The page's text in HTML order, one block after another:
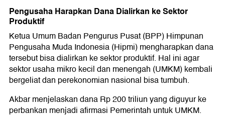
Pengusaha Harapkan Dana Dialirkan ke Sektor
Produktif
Ketua Umum Badan Pengurus Pusat (BPP) Himpunan
Pengusaha Muda Indonesia (Hipmi) mengharapkan dana
tersebut bisa dialirkan ke sektor produktif. Hal ini agar
sektor usaha mikro kecil dan menengah (UMKM) kembali
bergeliat dan perekonomian nasional bisa tumbuh.
Akbar menjelaskan dana Rp 200 triliun yang diguyur ke
perbankan menjadi afirmasi Pemerintah untuk UMKM.